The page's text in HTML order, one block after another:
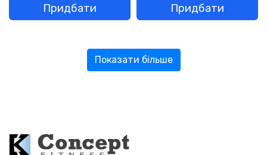
Придбати Придбати
Показати більше